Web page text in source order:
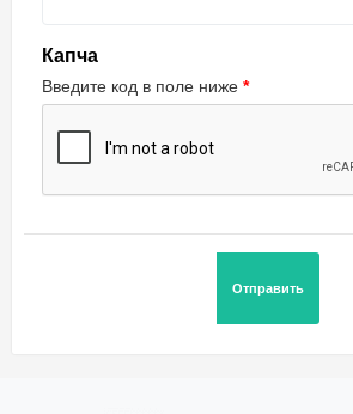
Капча
Введите код в поле ниже